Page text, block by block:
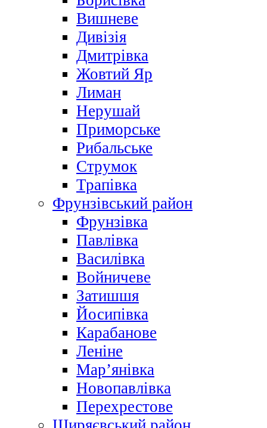
Вишневе
Дивізія
Дмитрівка
Жовтий Яр
Лиман
Нерушай
Приморське
Рибальське
Струмок
Трапівка
Фрунзівський район
Фрунзівка
Павлівка
Василівка
Войничеве
Затишшя
Йосипівка
Карабанове
Леніне
Мар’янівка
Новопавлівка
Перехрестове